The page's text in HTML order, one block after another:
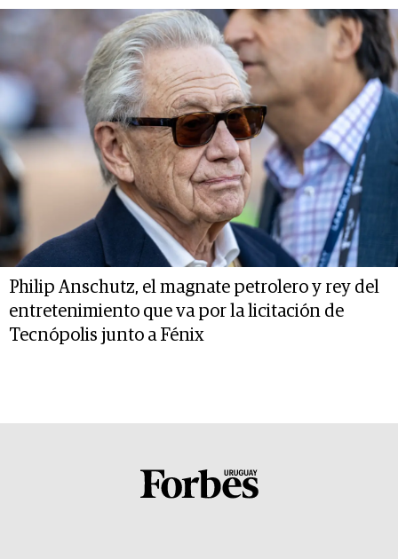
Philip Anschutz, el magnate petrolero y rey del
entretenimiento que va por la licitación de
Tecnópolis junto a Fénix